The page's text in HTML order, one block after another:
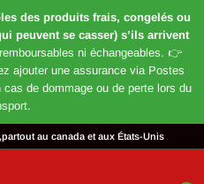
des produits frais, congelés ou
peuvent se casser) s’ils arrivent
ni échangeables. 👉
ajouter une assurance via Postes
de dommage ou de perte lors du
au canada et aux États-Unis